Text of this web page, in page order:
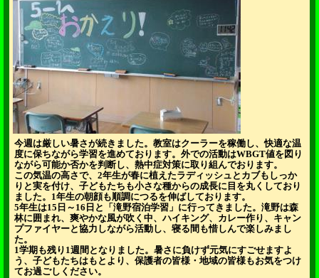
今週は厳しい暑さが続きました。教室はクーラーを稼働し、快適な温
度に保ちながら学習を進めております。外での活動はWBGT値を図り
ながら可能か否かを判断し、熱中症対策に取り組んでおります。
この気温の高さで、2年生が春に植えたラディッシュとカブもしっか
りと実を付け、子どもたちも小さな種からの成長に目を丸くしており
ました。1年生の朝顔も順調につるを伸ばしております。
5年生は15日～16日と「滝野宿泊学習」に行ってきました。滝野は森
林に囲まれ、爽やかな風が吹く中、ハイキング、カレー作り、キャン
プファイヤーと協力しながら活動し、寝る間も惜しんで楽しみまし
た。
1学期も残り1週間となりました。暑さに負けず元気にすごせますよ
う、子どもたちはもとより、保護者の皆様・地域の皆様もお気をつけ
てお過ごしください。